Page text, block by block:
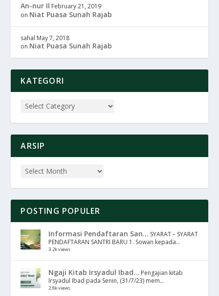
An-nur II February 21, 2019
on Niat Puasa Sunah Rajab
sahal May 7, 2018
on Niat Puasa Sunah Rajab
KATEGORI
ARSIP
POSTING POPULER
Informasi Pendaftaran San... SYARAT – SYARAT
PENDAFTARAN SANTRI BARU 1. Sowan kepada...
3.2k views
Ngaji Kitab Irsyadul Ibad... Pengajian kitab
Irsyadul Ibad pada Senin, (31/7/23) mem...
2.8k views